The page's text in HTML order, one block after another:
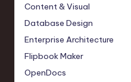
Content & Visual
Database Design
Enterprise Architecture
Flipbook Maker
OpenDocs